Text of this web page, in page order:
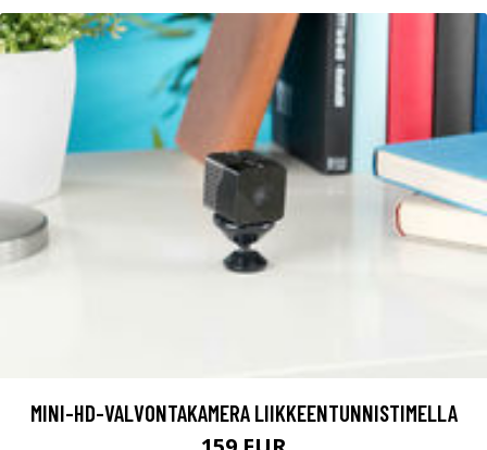
MINI-HD-VALVONTAKAMERA LIIKKEENTUNNISTIMELLA